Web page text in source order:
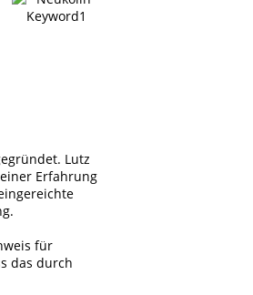
Lutz
Erfahrung
für
das durch